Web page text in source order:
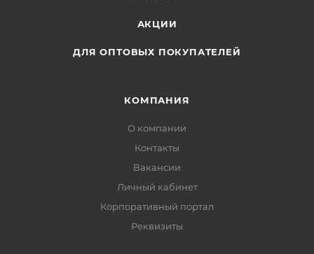
АКЦИИ
ДЛЯ ОПТОВЫХ ПОКУПАТЕЛЕЙ
КОМПАНИЯ
О компании
Контакты
Вакансии
Личный кабинет
Корпоративный портал
Реквизиты